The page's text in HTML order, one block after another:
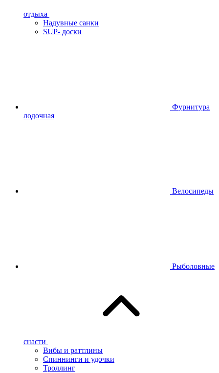
отдыха
Надувные санки
SUP- доски
Фурнитура
лодочная
Велосипеды
Рыболовные
снасти
Вибы и раттлины
Спиннинги и удочки
Троллинг